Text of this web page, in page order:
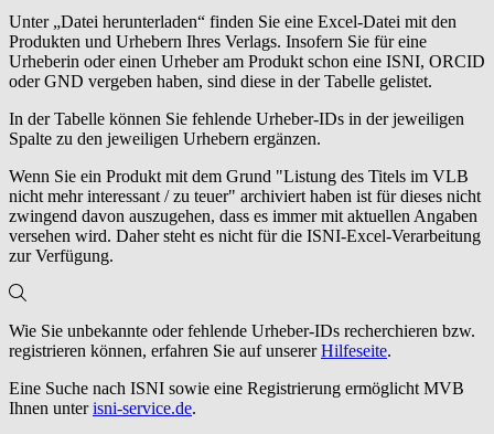
Unter „Datei herunterladen“ finden Sie eine Excel-Datei mit den
Produkten und Urhebern Ihres Verlags. Insofern Sie für eine
Urheberin oder einen Urheber am Produkt schon eine ISNI, ORCID
oder GND vergeben haben, sind diese in der Tabelle gelistet.
In der Tabelle können Sie fehlende Urheber-IDs in der jeweiligen
Spalte zu den jeweiligen Urhebern ergänzen.
Wenn Sie ein Produkt mit dem Grund "Listung des Titels im VLB
nicht mehr interessant / zu teuer" archiviert haben ist für dieses nicht
zwingend davon auszugehen, dass es immer mit aktuellen Angaben
versehen wird. Daher steht es nicht für die ISNI-Excel-Verarbeitung
zur Verfügung.
Wie Sie unbekannte oder fehlende Urheber-IDs recherchieren bzw.
registrieren können, erfahren Sie auf unsererHilfeseite.
Eine Suche nach ISNI sowie eine Registrierung ermöglicht MVB
Ihnen unterisni-service.de.